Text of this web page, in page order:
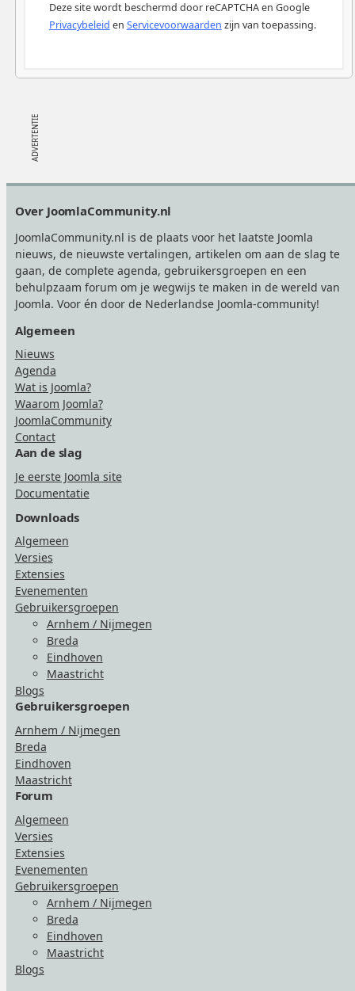
Deze site wordt beschermd door reCAPTCHA en Google
Privacybeleid en Servicevoorwaarden zijn van toepassing.
Over JoomlaCommunity.nl
JoomlaCommunity.nl is de plaats voor het laatste Joomla
nieuws, de nieuwste vertalingen, artikelen om aan de slag te
gaan, de complete agenda, gebruikersgroepen en een
behulpzaam forum om je wegwijs te maken in de wereld van
Joomla. Voor én door de Nederlandse Joomla-community!
Algemeen
Nieuws
Agenda
Wat is Joomla?
Waarom Joomla?
JoomlaCommunity
Contact
Aan de slag
Je eerste Joomla site
Documentatie
Downloads
Algemeen
Versies
Extensies
Evenementen
Gebruikersgroepen
Arnhem / Nijmegen
Breda
Eindhoven
Maastricht
Blogs
Gebruikersgroepen
Arnhem / Nijmegen
Breda
Eindhoven
Maastricht
Forum
Algemeen
Versies
Extensies
Evenementen
Gebruikersgroepen
Arnhem / Nijmegen
Breda
Eindhoven
Maastricht
Blogs